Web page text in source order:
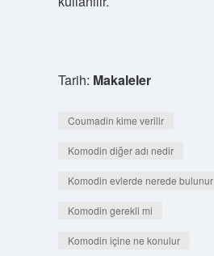
Tarih: Makaleler
Coumadin kime verilir
Komodin diğer adı nedir
Komodin evlerde nerede bulunur
Komodin gerekli mi
Komodin içine ne konulur